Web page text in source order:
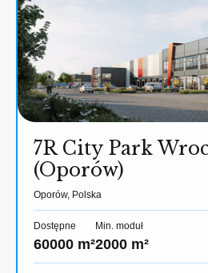
7R City Park
(Oporów)
Oporów, Polska
Dostępne
60000 m²
Min. moduł
2000 m²